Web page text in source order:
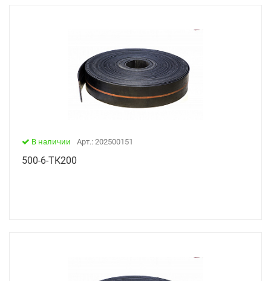
В наличии Арт.: 202500151
500-6-ТК200